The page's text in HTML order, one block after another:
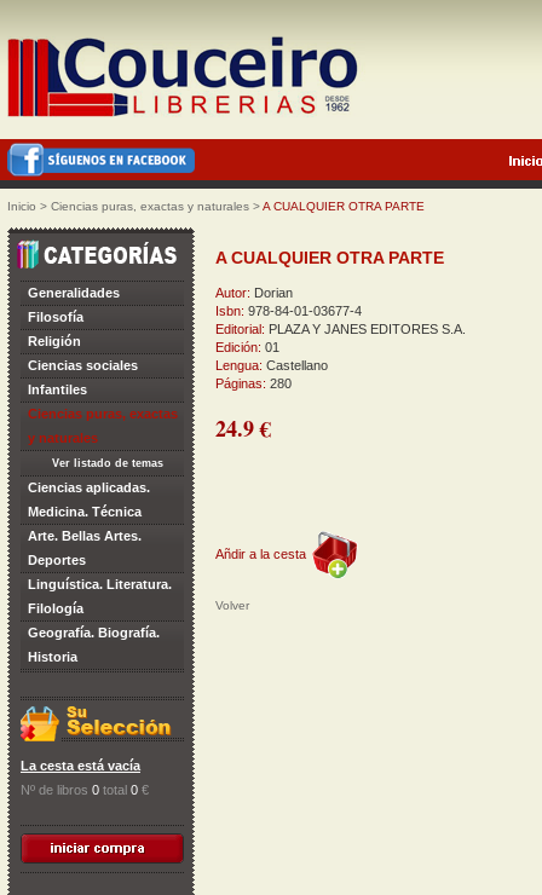
Inicio > Ciencias puras, exactas y naturales >A CUALQUIER OTRA PARTE
Generalidades
Filosofía
Religión
Ciencias sociales
Infantiles
Ciencias puras, exactas
y naturales
Ver listado de temas
Ciencias aplicadas.
Medicina. Técnica
Arte. Bellas Artes.
Deportes
Linguística. Literatura.
Filología
Geografía. Biografía.
Historia
La cesta está vacía
Nº de libros 0 total 0 €
A CUALQUIER OTRA PARTE
Autor: Dorian
Isbn: 978-84-01-03677-4
Editorial: PLAZA Y JANES EDITORES S.A.
Edición: 01
Lengua: Castellano
Páginas: 280
24.9 €
Añdir a la cesta
Volver